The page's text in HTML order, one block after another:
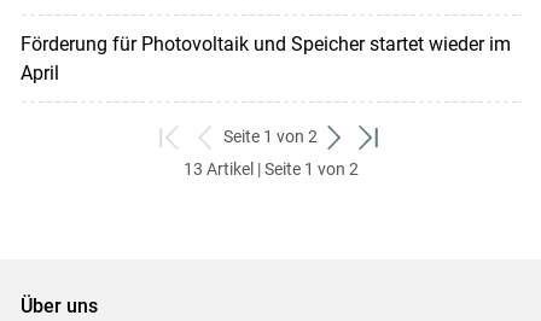
Förderung für Photovoltaik und Speicher startet wieder im
April
zum
ersten
zurück
zum
Seite 1 von 2
weiter
zum
zum
13 Artikel | Seite 1 von 2
Über uns